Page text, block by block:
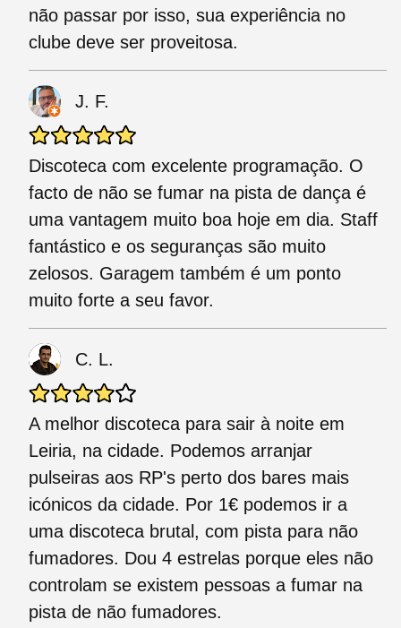
não passar por isso, sua experiência no
clube deve ser proveitosa.
J. F.
Discoteca com excelente programação. O
facto de não se fumar na pista de dança é
uma vantagem muito boa hoje em dia. Staff
fantástico e os seguranças são muito
zelosos. Garagem também é um ponto
muito forte a seu favor.
C. L.
A melhor discoteca para sair à noite em
Leiria, na cidade. Podemos arranjar
pulseiras aos RP's perto dos bares mais
icónicos da cidade. Por 1€ podemos ir a
uma discoteca brutal, com pista para não
fumadores. Dou 4 estrelas porque eles não
controlam se existem pessoas a fumar na
pista de não fumadores.